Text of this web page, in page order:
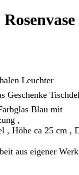
Leuchter
Geschenke
Blau mit
,
, Höhe ca 25 cm ,
aus eigener